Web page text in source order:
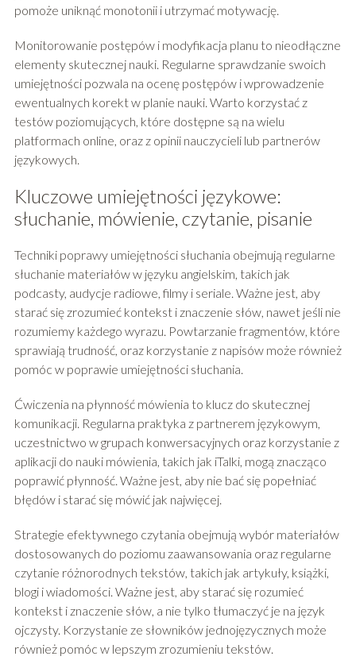
pomoże uniknąć monotonii i utrzymać motywację.
Monitorowanie postępów i modyfikacja planu to nieodłączne
elementy skutecznej nauki. Regularne sprawdzanie swoich
umiejętności pozwala na ocenę postępów i wprowadzenie
ewentualnych korekt w planie nauki. Warto korzystać z
testów poziomujących, które dostępne są na wielu
platformach online, oraz z opinii nauczycieli lub partnerów
językowych.
Kluczowe umiejętności językowe:
słuchanie, mówienie, czytanie, pisanie
Techniki poprawy umiejętności słuchania obejmują regularne
słuchanie materiałów w języku angielskim, takich jak
podcasty, audycje radiowe, filmy i seriale. Ważne jest, aby
starać się zrozumieć kontekst i znaczenie słów, nawet jeśli nie
rozumiemy każdego wyrazu. Powtarzanie fragmentów, które
sprawiają trudność, oraz korzystanie z napisów może również
pomóc w poprawie umiejętności słuchania.
Ćwiczenia na płynność mówienia to klucz do skutecznej
komunikacji. Regularna praktyka z partnerem językowym,
uczestnictwo w grupach konwersacyjnych oraz korzystanie z
aplikacji do nauki mówienia, takich jak iTalki, mogą znacząco
poprawić płynność. Ważne jest, aby nie bać się popełniać
błędów i starać się mówić jak najwięcej.
Strategie efektywnego czytania obejmują wybór materiałów
dostosowanych do poziomu zaawansowania oraz regularne
czytanie różnorodnych tekstów, takich jak artykuły, książki,
blogi i wiadomości. Ważne jest, aby starać się rozumieć
kontekst i znaczenie słów, a nie tylko tłumaczyć je na język
ojczysty. Korzystanie ze słowników jednojęzycznych może
również pomóc w lepszym zrozumieniu tekstów.